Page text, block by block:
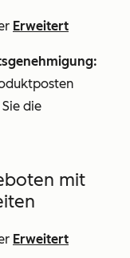
Erweitert
die
mit
Erweitert